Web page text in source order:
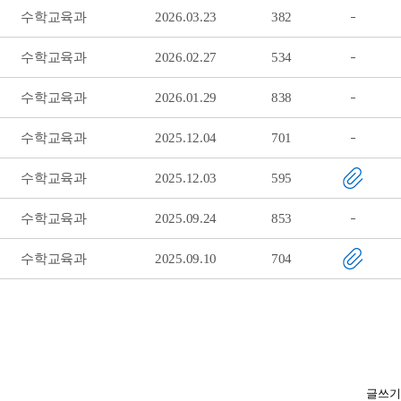
수학교육과 2026.03.23 382
수학교육과 2026.02.27 534
수학교육과 2026.01.29 838
수학교육과 2025.12.04 701
수학교육과 2025.12.03 595
수학교육과 2025.09.24 853
수학교육과 2025.09.10 704
글쓰기